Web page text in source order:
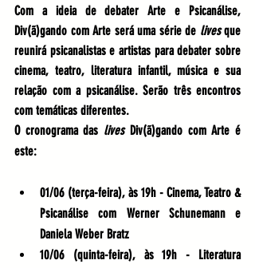
Com a ideia de debater Arte e Psicanálise,
Div(ã)gando com Arte será uma série de lives que
reunirá psicanalistas e artistas para debater sobre
cinema, teatro, literatura infantil, música e sua
relação com a psicanálise. Serão três encontros
com temáticas diferentes.
O cronograma das lives Div(ã)gando com Arte é
este:
01/06 (terça-feira), às 19h - Cinema, Teatro &
Psicanálise com Werner Schunemann e
Daniela Weber Bratz
10/06 (quinta-feira), às 19h - Literatura